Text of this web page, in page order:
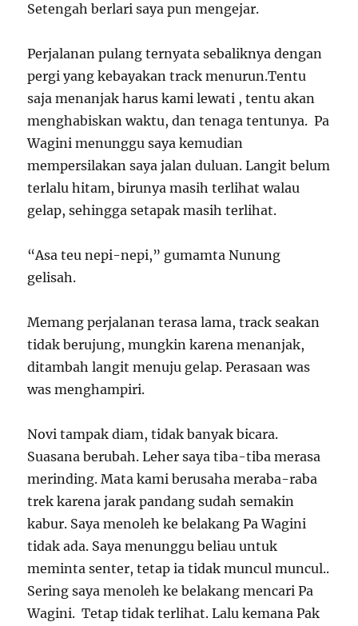
Setengah berlari saya pun mengejar.
Perjalanan pulang ternyata sebaliknya dengan
pergi yang kebayakan track menurun.Tentu
saja menanjak harus kami lewati , tentu akan
menghabiskan waktu, dan tenaga tentunya. Pa
Wagini menunggu saya kemudian
mempersilakan saya jalan duluan. Langit belum
terlalu hitam, birunya masih terlihat walau
gelap, sehingga setapak masih terlihat.
“Asa teu nepi-nepi,” gumamta Nunung
gelisah.
Memang perjalanan terasa lama, track seakan
tidak berujung, mungkin karena menanjak,
ditambah langit menuju gelap. Perasaan was
was menghampiri.
Novi tampak diam, tidak banyak bicara.
Suasana berubah. Leher saya tiba-tiba merasa
merinding. Mata kami berusaha meraba-raba
trek karena jarak pandang sudah semakin
kabur. Saya menoleh ke belakang Pa Wagini
tidak ada. Saya menunggu beliau untuk
meminta senter, tetap ia tidak muncul muncul..
Sering saya menoleh ke belakang mencari Pa
Wagini. Tetap tidak terlihat. Lalu kemana Pak